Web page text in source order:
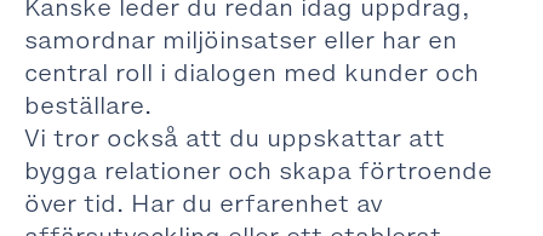
Kanske leder du redan idag uppdrag,
samordnar miljöinsatser eller har en
central roll i dialogen med kunder och
beställare.
Vi tror också att du uppskattar att
bygga relationer och skapa förtroende
över tid. Har du erfarenhet av